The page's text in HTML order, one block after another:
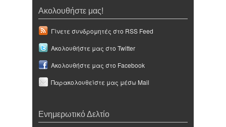
Ακολουθήστε μας!
Γίνετε συνδρομητές στο RSS Feed
Ακολουθήστε μας στο Twitter
Ακολουθήστε μας στο Facebook
Παρακολουθείστε μας μέσω Mail
Ενημερωτικό Δελτίο